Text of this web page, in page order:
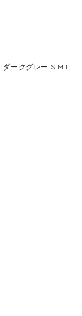
ークグレー S M L